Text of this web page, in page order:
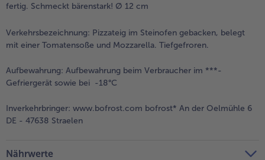
fertig. Schmeckt bärenstark! Ø 12 cm
Verkehrsbezeichnung: Pizzateig im Steinofen gebacken, belegt
mit einer Tomatensoße und Mozzarella. Tiefgefroren.
Aufbewahrung: Aufbewahrung beim Verbraucher im ***-
Gefriergerät sowie bei -18°C
Inverkehrbringer: www.bofrost.com bofrost* An der Oelmühle 6
DE - 47638 Straelen
Nährwerte